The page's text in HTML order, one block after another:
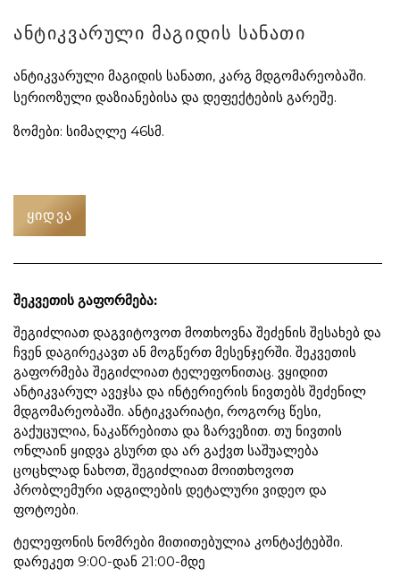
ანტიკვარული მაგიდის სანათი
ანტიკვარული მაგიდის სანათი, კარგ მდგომარეობაში.
სერიოზული დაზიანებისა და დეფექტების გარეშე.
ზომები: სიმაღლე 46სმ.
ᲧᲘᲓᲕᲐ
შეკვეთის გაფორმება:
შეგიძლიათ დაგვიტოვოთ მოთხოვნა შეძენის შესახებ და
ჩვენ დაგირეკავთ ან მოგწერთ მესენჯერში. შეკვეთის
გაფორმება შეგიძლიათ ტელეფონითაც. ვყიდით
ანტიკვარულ ავეჯსა და ინტერიერის ნივთებს შეძენილ
მდგომარეობაში. ანტიკვარიატი, როგორც წესი,
გაქუცულია, ნაკაწრებითა და ზარვეზით. თუ ნივთის
ონლაინ ყიდვა გსურთ და არ გაქვთ საშუალება
ცოცხლად ნახოთ, შეგიძლიათ მოითხოვოთ
პრობლემური ადგილების დეტალური ვიდეო და
ფოტოები.
ტელეფონის ნომრები მითითებულია კონტაქტებში.
დარეკეთ 9:00-დან 21:00-მდე